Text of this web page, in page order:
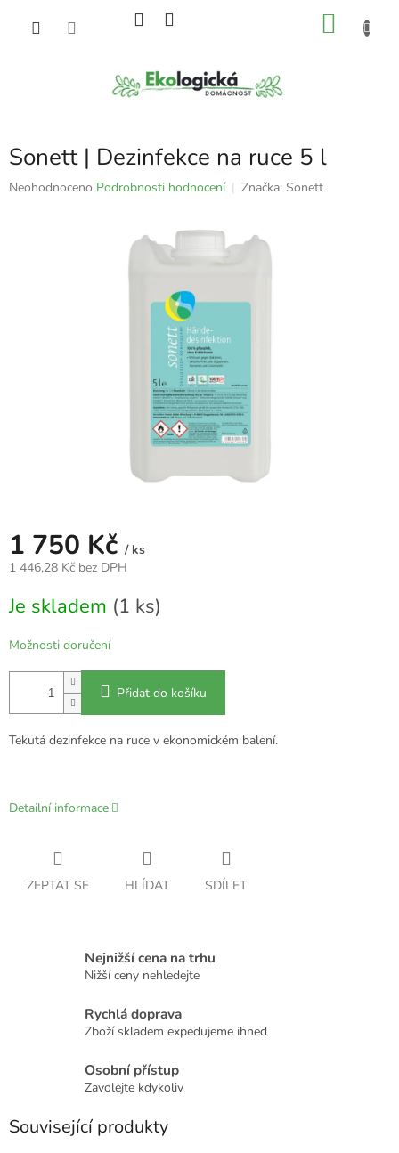
Sonett | Dezinfekce na ruce 5 l
Průměrné
Neohodnoceno Podrobnosti hodnocení Značka: Sonett
1 750 Kč / ks
1 446,28 Kč bez DPH
cena:
Je skladem (1 ks)
Možnosti doručení
Přidat do košíku
Tekutá dezinfekce na ruce v ekonomickém balení.
Detailní informace
ZEPTAT SE HLÍDAT SDÍLET
Nejnižší cena na trhu
Nižší ceny nehledejte
Rychlá doprava
Zboží skladem expedujeme ihned
Osobní přístup
Zavolejte kdykoliv
Související produkty